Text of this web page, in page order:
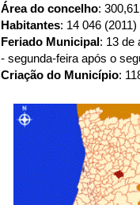
Área do concelho:
Habitantes: 14 046 (2011)
Feriado Municipal: 13 de
- segunda-feira após o
Criação do Município: